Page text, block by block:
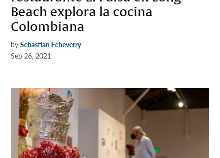
Beach explora la cocina
Colombiana
by Sebastian Echeverry
Sep 26, 2021